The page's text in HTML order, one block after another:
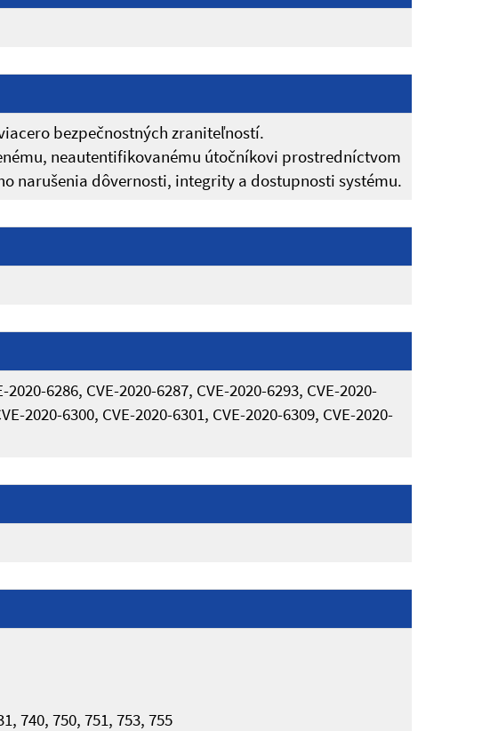
bezpečnostných zraniteľností.
neautentifikovanému útočníkovi prostredníctvom
narušenia dôvernosti, integrity a dostupnosti systému.
6286, CVE-2020-6287, CVE-2020-6293, CVE-2020-
2020-6300, CVE-2020-6301, CVE-2020-6309, CVE-2020-
740, 750, 751, 753, 755